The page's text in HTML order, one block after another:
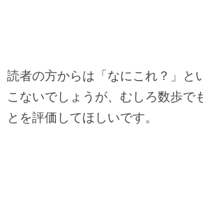
読者の方からは「なにこれ？」と
こないでしょうが、むしろ数歩で
とを評価してほしいです。